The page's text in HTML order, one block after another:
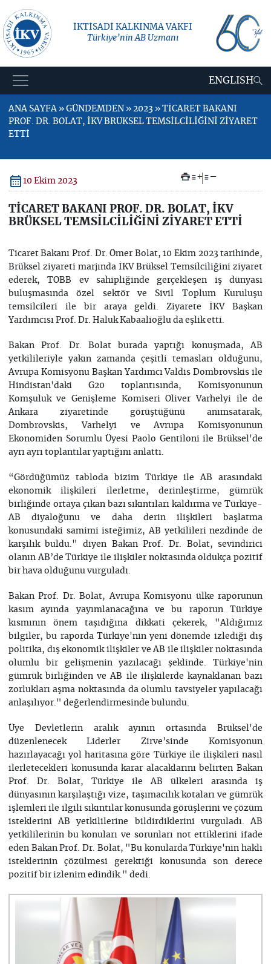
İKTİSADİ KALKINMA VAKFI
Türkiye’nin AB Uzmanı
ENGLISH
ANA SAYFA » GÜNDEMDEN » 2023 » TİCARET BAKANI
PROF. DR. BOLAT, İKV BRÜKSEL TEMSİLCİLİĞİNİ ZİYARET
ETTİ
10 Ekim 2023 + –
TİCARET BAKANI PROF. DR. BOLAT, İKV
BRÜKSEL TEMSİLCİLİĞİNİ ZİYARET ETTİ
Ticaret Bakanı Prof. Dr. Ömer Bolat, 10 Ekim 2023 tarihinde,
Brüksel ziyareti marjında İKV Brüksel Temsilciliğini ziyaret
ederek, TOBB ev sahipliğinde gerçekleşen iş dünyası
buluşmasında özel sektör ve Sivil Toplum Kuruluşu
temsilcileri ile bir araya geldi. Ziyarete İKV Başkan
Yardımcısı Prof. Dr. Haluk Kabaalioğlu da eşlik etti.
Bakan Prof. Dr. Bolat burada yaptığı konuşmada, AB
yetkilileriyle yakın zamanda çeşitli temasları olduğunu,
Avrupa Komisyonu Başkan Yardımcı Valdis Dombrovskis ile
Hindistan'daki G20 toplantısında, Komisyonunun
Komşuluk ve Genişleme Komiseri Oliver Varhelyi ile de
Ankara ziyaretinde görüştüğünü anımsatarak,
Dombrovskis, Varhelyi ve Avrupa Komisyonunun
Ekonomiden Sorumlu Üyesi Paolo Gentiloni ile Brüksel'de
ayrı ayrı toplantılar yaptığını anlattı.
“Gördüğümüz tabloda bizim Türkiye ile AB arasındaki
ekonomik ilişkileri ilerletme, derinleştirme, gümrük
birliğinde ortaya çıkan bazı sıkıntıları kaldırma ve Türkiye-
AB diyaloğunu ve daha derin ilişkileri başlatma
konusundaki samimi isteğimiz, AB yetkilileri nezdinde de
karşılık buldu." diyen Bakan Prof. Dr. Bolat, sevindirici
olanın AB’de Türkiye ile ilişkiler noktasında oldukça pozitif
bir hava olduğunu vurguladı.
Bakan Prof. Dr. Bolat, Avrupa Komisyonu ülke raporunun
kasım ayında yayımlanacağına ve bu raporun Türkiye
kısmının önem taşıdığına dikkati çekerek, "Aldığımız
bilgiler, bu raporda Türkiye'nin yeni dönemde izlediği dış
politika, dış ekonomik ilişkiler ve AB ile ilişkiler noktasında
olumlu bir gelişmenin yazılacağı şeklinde. Türkiye'nin
gümrük birliğinden ve AB ile ilişkilerde kaynaklanan bazı
zorlukları aşma noktasında da olumlu tavsiyeler yapılacağı
anlaşılıyor." değerlendirmesinde bulundu.
Üye Devletlerin aralık ayının ortasında Brüksel'de
düzenlenecek Liderler Zirve’sinde Komisyonun
hazırlayacağı yol haritasına göre Türkiye ile ilişkileri nasıl
ilerletecekleri konusunda karar alacaklarını belirten Bakan
Prof. Dr. Bolat, Türkiye ile AB ülkeleri arasında iş
dünyasının karşılaştığı vize, taşımacılık kotaları ve gümrük
işlemleri ile ilgili sıkıntılar konusunda görüşlerini ve çözüm
isteklerini AB yetkililerine bildirdiklerini vurguladı. AB
yetkililerinin bu konuları ve sorunları not ettiklerini ifade
eden Bakan Prof. Dr. Bolat, "Bu konularda Türkiye'nin haklı
isteklerinin çözülmesi gerektiği konusunda son derece
pozitif bir izlenim edindik." dedi.